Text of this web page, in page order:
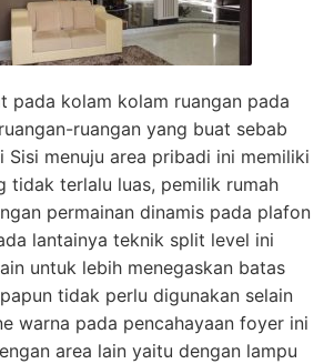
pada kolam kolam ruangan pada
ruangan yang buat sebab
Sisi menuju area pribadi ini memiliki
tidak terlalu luas, pemilik rumah
permainan dinamis pada plafon
lantainya teknik split level ini
untuk lebih menegaskan batas
tidak perlu digunakan selain
warna pada pencahayaan foyer ini
area lain yaitu dengan lampu